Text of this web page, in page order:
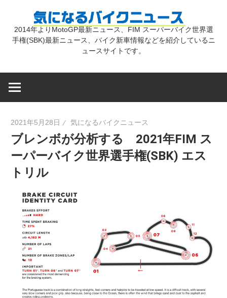
気
バ
ニ
2014年よりMotoGP最新ニュース、FIM スーパーバイク世界選
手権(SBK)最新ニュース、バイク新車情報などを紹介しているニ
ュースサイトです。
2021年5月28日 気になるバイクニュース
ブレンボが分析する 2021年FIM ス
ーパーバイク世界選手権(SBK) エス
トリル